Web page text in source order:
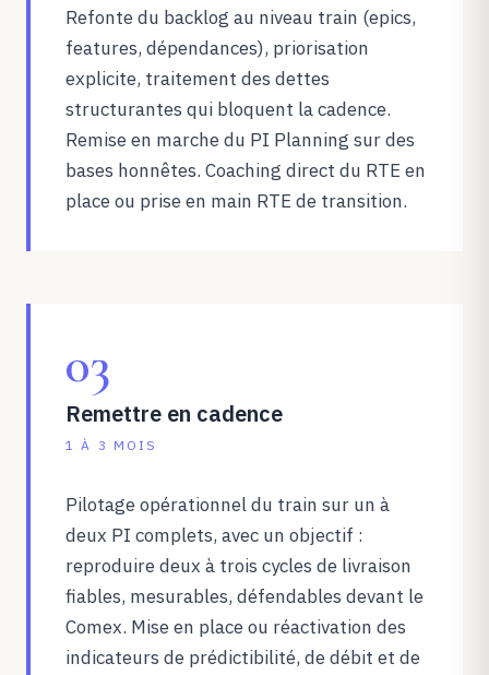
Refonte du backlog au niveau train (epics,
features, dépendances), priorisation
explicite, traitement des dettes
structurantes qui bloquent la cadence.
Remise en marche du PI Planning sur des
bases honnêtes. Coaching direct du RTE en
place ou prise en main RTE de transition.
03
Remettre en cadence
1 À 3 MOIS
Pilotage opérationnel du train sur un à
deux PI complets, avec un objectif :
reproduire deux à trois cycles de livraison
fiables, mesurables, défendables devant le
Comex. Mise en place ou réactivation des
indicateurs de prédictibilité, de débit et de